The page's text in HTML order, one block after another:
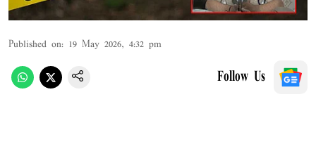
Published on: 19 May 2026, 4:32 pm
Follow Us